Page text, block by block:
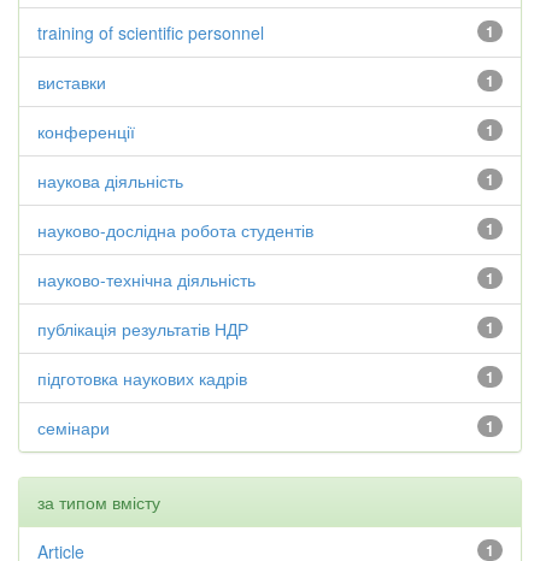
1
training of scientific personnel
1
виставки
1
конференції
1
наукова діяльність
1
науково-дослідна робота студентів
1
науково-технічна діяльність
1
публікація результатів НДР
1
підготовка наукових кадрів
1
семінари
за типом вмісту
1
Article